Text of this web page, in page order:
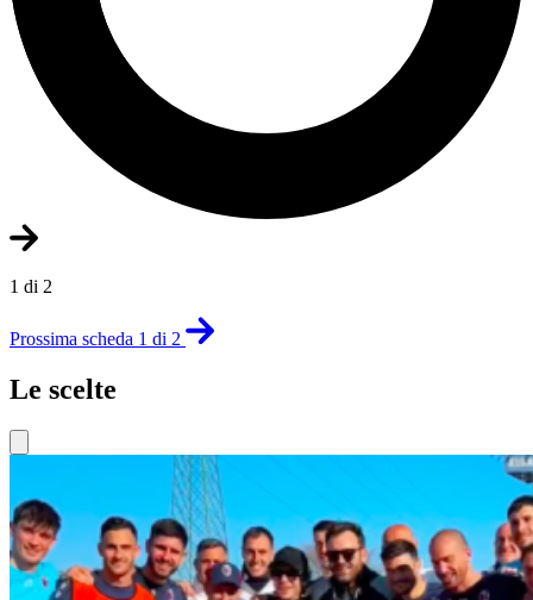
1 di 2
Prossima scheda 1 di 2
Le scelte